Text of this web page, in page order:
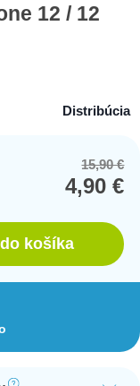
12 / 12
Distribúcia
15,90€
4,90€
košíka